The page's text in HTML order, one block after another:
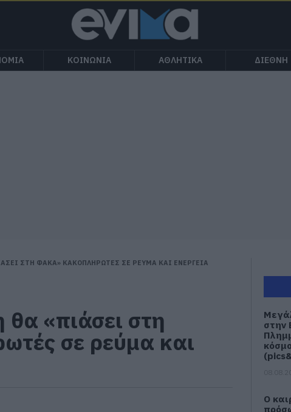
ΚΟΙΝΩΝΙΑ ΑΘΛΗΤΙΚΑ ΔΙΕΘΝΗ
ΣΤΗ ΦΑΚΑ» ΚΑΚΟΠΛΗΡΩΤΕΣ ΣΕ ΡΕΥΜΑ ΚΑΙ ΕΝΕΡΓΕΙΑ
«πιάσει στη
σε ρεύμα και
στην
Ο